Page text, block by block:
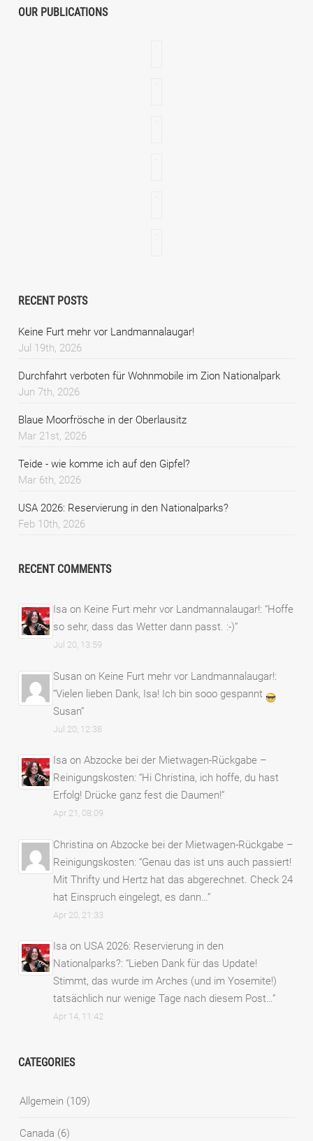
OUR PUBLICATIONS
RECENT POSTS
Keine Furt mehr vor Landmannalaugar!
Jul 19th, 2026
Durchfahrt verboten für Wohnmobile im Zion Nationalpark
Jun 7th, 2026
Blaue Moorfrösche in der Oberlausitz
Mar 21st, 2026
Teide - wie komme ich auf den Gipfel?
Mar 6th, 2026
USA 2026: Reservierung in den Nationalparks?
Feb 10th, 2026
RECENT COMMENTS
Isa on Keine Furt mehr vor Landmannalaugar!: “Hoffe
so sehr, dass das Wetter dann passt. :-)”
Jul 20, 13:59
Susan on Keine Furt mehr vor Landmannalaugar!:
“Vielen lieben Dank, Isa! Ich bin sooo gespannt
Susan”
Jul 20, 12:38
Isa onAbzocke bei der Mietwagen-Rückgabe –
Reinigungskosten: “Hi Christina, ich hoffe, du hast
Erfolg! Drücke ganz fest die Daumen!”
Apr 21, 08:09
Christina onAbzocke bei der Mietwagen-Rückgabe –
Reinigungskosten: “Genau das ist uns auch passiert!
Mit Thrifty und Hertz hat das abgerechnet. Check 24
hat Einspruch eingelegt, es dann…”
Apr 20, 21:33
Isa on USA 2026: Reservierung in den
Nationalparks?: “Lieben Dank für das Update!
Stimmt, das wurde im Arches (und im Yosemite!)
tatsächlich nur wenige Tage nach diesem Post…”
Apr 14, 11:42
CATEGORIES
Allgemein (109)
Canada (6)